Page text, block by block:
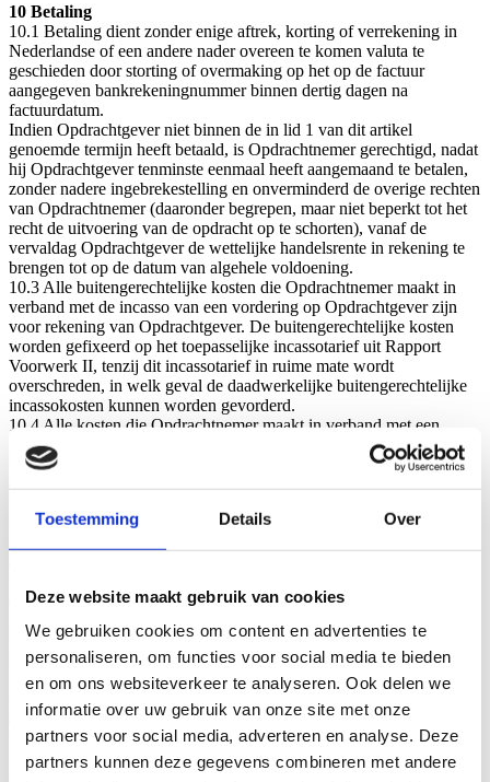
Toestemming Details Over
Deze website maakt gebruik van cookies
We gebruiken cookies om content en advertenties te
personaliseren, om functies voor social media te bieden
en om ons websiteverkeer te analyseren. Ook delen we
informatie over uw gebruik van onze site met onze
partners voor social media, adverteren en analyse. Deze
partners kunnen deze gegevens combineren met andere
10 Betaling
10.1 Betaling dient zonder enige aftrek, korting of verrekening in
Nederlandse of een andere nader overeen te komen valuta te
geschieden door storting of overmaking op het op de factuur
aangegeven bankrekeningnummer binnen dertig dagen na
factuurdatum.
Indien Opdrachtgever niet binnen de in lid 1 van dit artikel
genoemde termijn heeft betaald, is Opdrachtnemer gerechtigd, nadat
hij Opdrachtgever tenminste eenmaal heeft aangemaand te betalen,
zonder nadere ingebrekestelling en onverminderd de overige rechten
van Opdrachtnemer (daaronder begrepen, maar niet beperkt tot het
recht de uitvoering van de opdracht op te schorten), vanaf de
vervaldag Opdrachtgever de wettelijke handelsrente in rekening te
brengen tot op de datum van algehele voldoening.
10.3 Alle buitengerechtelijke kosten die Opdrachtnemer maakt in
verband met de incasso van een vordering op Opdrachtgever zijn
voor rekening van Opdrachtgever. De buitengerechtelijke kosten
worden gefixeerd op het toepasselijke incassotarief uit Rapport
Voorwerk II, tenzij dit incassotarief in ruime mate wordt
overschreden, in welk geval de daadwerkelijke buitengerechtelijke
incassokosten kunnen worden gevorderd.
10.4 Alle kosten die Opdrachtnemer maakt in verband met een
gerechtelijke procedure tegen Opdrachtgever ter incassering van een
vordering komen voor rekening van Opdrachtgever, ook voor zover
veroordeeld.
Opdrachtnemer aanleiding geeft – van Opdrachtgever gehele of
gedeeltelijke vooruitbetaling en/of het stellen van zekerheid te
verlangen, bij gebreke waarvan Opdrachtnemer gerechtigd is de
nakoming van zijn verplichtingen op te schorten.
10.6 Opdrachtgever heeft niet het recht een eventuele
tegenvordering met de vordering van Opdrachtnemer te
compenseren. Alle betalingen dienen derhalve zonder enige aftrek,
verrekening of schuldvergelijking plaats te vinden.
10.7 Bij opdrachten met een looptijd langer dan drie maanden